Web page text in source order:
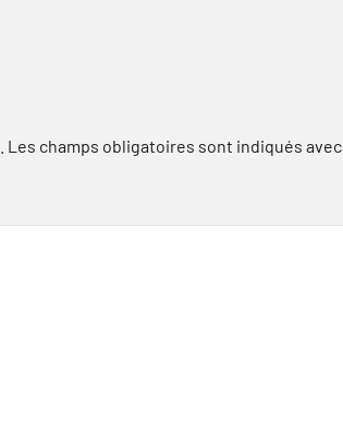
Les champs obligatoires sont indiqués avec